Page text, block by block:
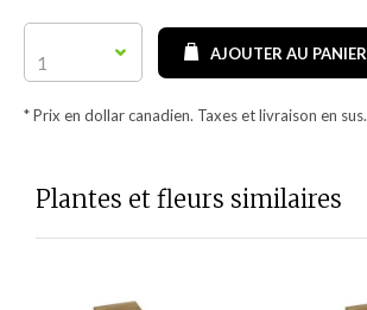
1 AJOUTER AU PANIER
* Prix en dollar canadien. Taxes et livraison en sus.
Plantes et fleurs similaires